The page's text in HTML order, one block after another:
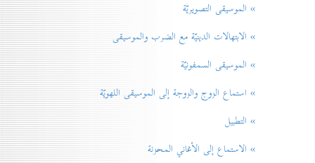
» الموسيقى التصويريّة
» الابتهالات الدينيّة مع الضرب والموسيقى
» الموسيقى السمفونيّة
» استماع الزوج والزوجة إلى الموسيقى اللهويّة
» التطبيل
» الاستماع إلى الأغاني المحزنة